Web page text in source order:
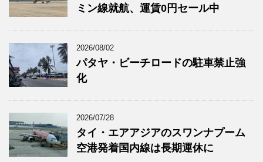
ミン線就航、運賃0円セール中
2026/08/02
パタヤ・ビーチロードの駐車禁止強
化
2026/07/28
タイ・エアアジアのスワンナプーム
空港発着国内線は長期運休に